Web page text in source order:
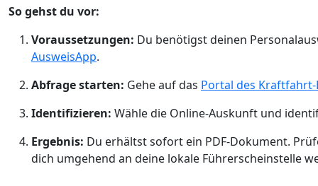
So gehst du vor:
Voraussetzungen: Du benötigst deinen
AusweisApp.
Abfrage starten: Gehe auf das Portal des
Identifizieren: Wähle die Online-Auskunft und
Ergebnis: Du erhältst sofort ein PDF-Dokument.
dich umgehend an deine lokale Führerscheinstelle